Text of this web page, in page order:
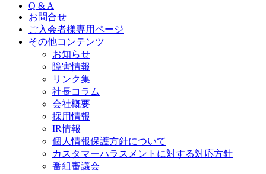
Q & A
お問合せ
ご入会者様専用ページ
その他コンテンツ
お知らせ
障害情報
リンク集
社長コラム
会社概要
採用情報
IR情報
個人情報保護方針について
カスタマーハラスメントに対する対応方針
番組審議会